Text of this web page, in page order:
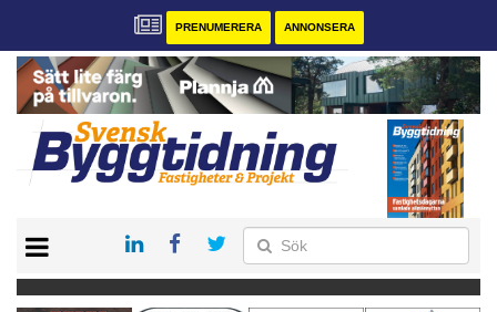
PRENUMERERA ANNONSERA